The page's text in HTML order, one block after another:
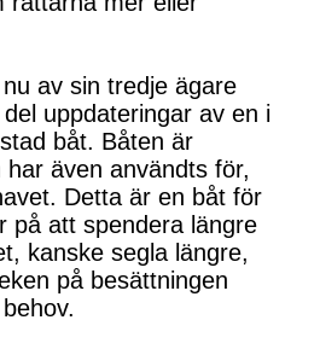
av sin tredje ägare
uppdateringar av en i
båt. Båten är
även användts för,
Detta är en båt för
på att spendera längre
kanske segla längre,
på besättningen